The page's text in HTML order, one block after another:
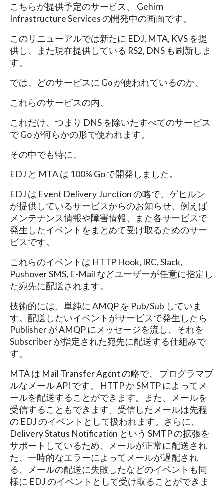
こちらが提供予定のサービス、 Gehirn
Infrastructure Services の開発中の画面です。
このリニューアルでは新たに EDJ, MTA, KVS を提
供し、また現在提供している RS2, DNS も刷新しま
す。
では、どのサービスに Go が使われているのか、
これらのサービスの内、
これだけ、つまり DNS を除いたすべてのサービス
で Go が何らかの形で使われます。
その中でも特に、
EDJ と MTA は 100% Go で開発しました。
EDJ は Event Delivery Junction の略で、ゲヒルン
が提供しているサービスからのお知らせ、例えば
メンテナンス情報や障害情報、また各サービスで
発生したイベントをまとめて受け取るためのサー
ビスです。
これらのイベントは HTTP Hook, IRC, Slack,
Pushover SMS, E-Mail などユーザーが任意に指定し
た宛先に配送されます。
技術的には、単純に AMQP を Pub/Sub していま
す。配送したいイベントがサービスで発生したら
Publisher が AMQP にメッセージを流し、それを
Subscriber が指定された宛先に配送する仕組みで
す。
MTA は Mail Transfer Agent の略で、 プログラマブ
ルなメール API です。 HTTP か SMTP によってメ
ールを配送することができます。また、メールを
受信することもできます。受信したメールは先程
の EDJ のイベントとして扱われます。さらに、
Delivery Status Notification という SMTP の拡張を
サポートしているため、メールが正常に配送され
た、一時的なエラーによってメールが遅配され
る、メールの配送に失敗したなどのイベントも同
様に EDJ のイベントとして受け取ることができま